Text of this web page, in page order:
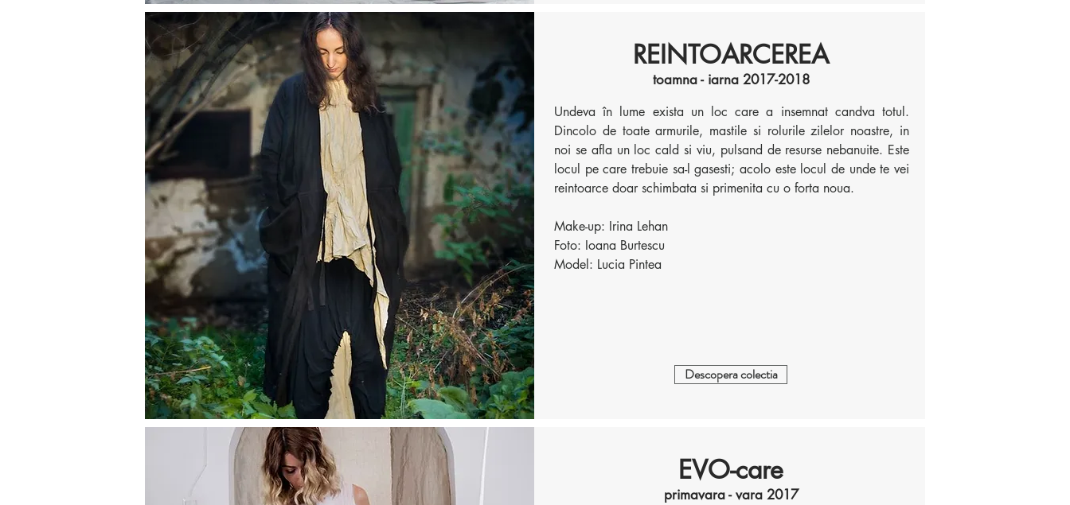
REINTOARCEREA
toamna - iarna 2017-2018
Undeva în lume exista un loc care a insemnat candva totul.
Dincolo de toate armurile, mastile si rolurile zilelor noastre, in
noi se afla un loc cald si viu, pulsand de resurse nebanuite. Este
locul pe care trebuie sa-l gasesti; acolo este locul de unde te vei
reintoarce doar schimbata si primenita cu o forta noua.
Make-up: Irina Lehan
Foto: Ioana Burtescu
Model: Lucia Pintea
EVO-care
primavara - vara 2017
Descopera colectia